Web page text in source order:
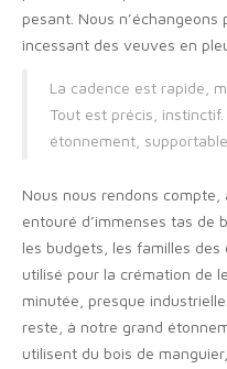
pesant. Nous
incessant des veuves en
La cadence est rapide,
Tout est précis,
étonnement, supportable.
Nous nous rendons
entouré d’immenses tas de
les budgets, les familles
utilisé pour la crémation de
minutée, presque
reste, à notre grand
utilisent du bois de